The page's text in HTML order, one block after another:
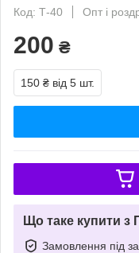
Код: Т-40
Опт і
200 ₴
150 ₴ від 5 шт.
Що таке купити з
Замовлення під